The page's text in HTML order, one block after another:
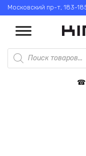
Перейти
к
содержанию
Московский пр-т, 183-
Поиск
товаров